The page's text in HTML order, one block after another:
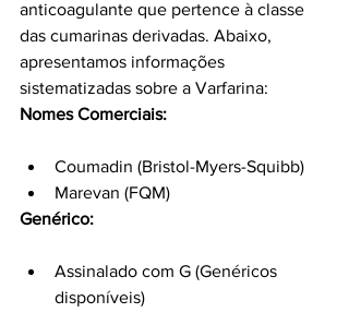
anticoagulante que pertence à classe
das cumarinas derivadas. Abaixo,
apresentamos informações
sistematizadas sobre a Varfarina:
Nomes Comerciais:
Coumadin (Bristol-Myers-Squibb)
Marevan (FQM)
Genérico:
Assinalado com G (Genéricos
disponíveis)